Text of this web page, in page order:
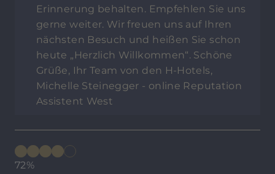
Erinnerung behalten. Empfehlen Sie uns
gerne weiter. Wir freuen uns auf Ihren
nächsten Besuch und heißen Sie schon
heute „Herzlich Willkommen“. Schöne
Grüße, Ihr Team von den H-Hotels,
Michelle Steinegger - online Reputation
Assistent West
72%